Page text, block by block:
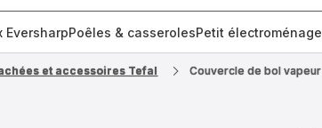
EversharpPoêles & casserolesPetit
et accessoires Tefal Couvercle de bol